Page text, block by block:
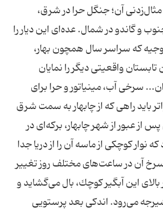
آن؛ جنگل‌ حرا در شرق،
و گاندو در شمال. عده‌ای این دیار را
توجیه كه سراسر سال همچون بهار،
واقعیتی دیگر را نمایان
سرخی آب، مینیاتور و حرا برای
باید راهی كه از چابهار به سمت شرق
از عبور از شهر چابهار، بركه‌ای در
نوار كوچكی از ماسه آن را از دریا جدا
آن در ساعت‌های مختلف روز تغییر
این آبگیر كوچك، بال می‌گشاید و
می‌رود. اندكی بعد پرستویی